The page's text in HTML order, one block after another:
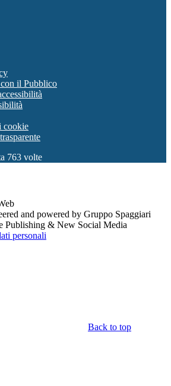
il Pubblico
cookie
763 volte
and powered by Gruppo Spaggiari
Publishing & New Social Media
personali
Back to top